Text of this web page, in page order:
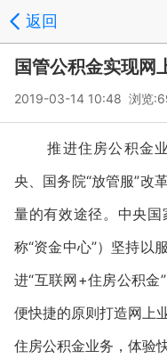
返回
国管公积金实现网
2019-03-14 10:48 浏览:
推进住房公积金
央、国务院“放管服”改
量的有效途径。中央
称“资金中心”）坚持以
进“互联网+住房公积金
便快捷的原则打造网上
住房公积金业务，体验